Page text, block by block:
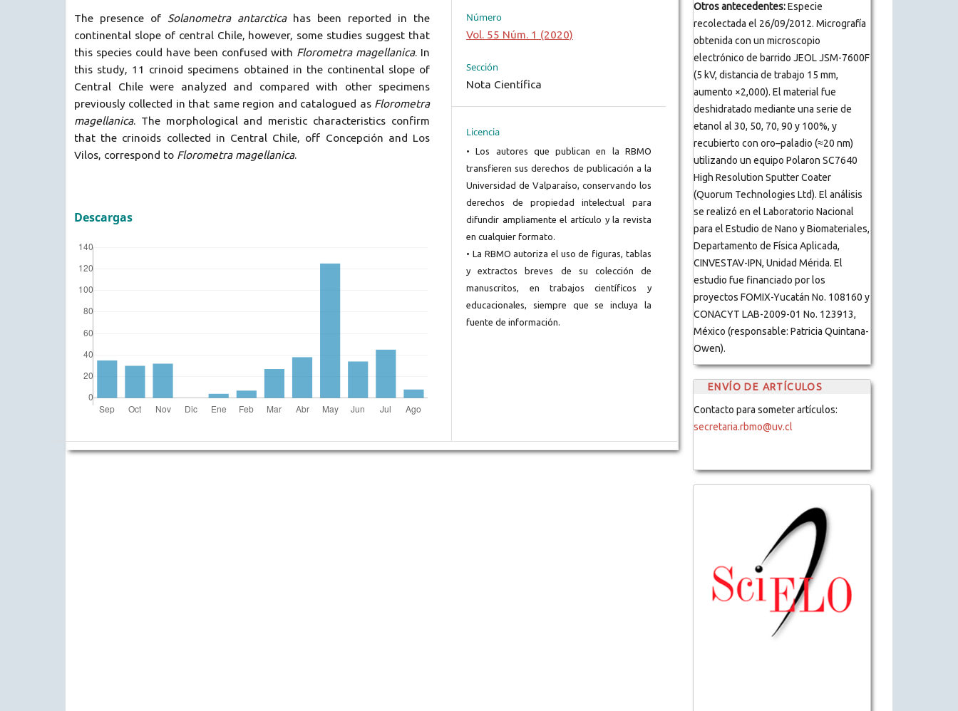
The presence of Solanometra antarcticahas been reported in the
continental slope of central Chile, however, some studies suggest that
this species could have been confused with Florometra magellanica. In
this study, 11 crinoid specimens obtained in the continental slope of
Central Chile were analyzed and compared with other specimens
previously collected in that same region and catalogued as Florometra
magellanica. The morphological and meristic characteristics confirm
that the crinoids collected in Central Chile, off Concepción and Los
Vilos, correspond to Florometra magellanica.
Descargas
Número
Vol. 55 Núm. 1 (2020)
Sección
Nota Científica
Licencia
• Los autores que publican en la RBMO
transfieren sus derechos de publicación a la
Universidad de Valparaíso, conservando los
derechos de propiedad intelectual para
difundir ampliamente el artículo y la revista
en cualquier formato.
• La RBMO autoriza el uso de figuras, tablas
y extractos breves de su colección de
manuscritos, en trabajos científicos y
educacionales, siempre que se incluya la
fuente de información.
Otros antecedentes:Especie
recolectada el 26/09/2012. Micrografía
obtenida con un microscopio
electrónico de barrido JEOL JSM-7600F
(5 kV, distancia de trabajo 15 mm,
aumento ×2,000). El material fue
deshidratado mediante una serie de
etanol al 30, 50, 70, 90 y 100%, y
recubierto con oro–paladio (≈20 nm)
utilizando un equipo Polaron SC7640
High Resolution Sputter Coater
(Quorum Technologies Ltd). El análisis
se realizó en el Laboratorio Nacional
para el Estudio de Nano y Biomateriales,
Departamento de Física Aplicada,
CINVESTAV-IPN, Unidad Mérida. El
estudio fue financiado por los
proyectos FOMIX-Yucatán No. 108160 y
CONACYT LAB-2009-01 No. 123913,
México (responsable: Patricia Quintana-
Owen).
ENVÍO DE ARTÍCULOS
Contacto para someter artículos:
secretaria.rbmo@uv.cl